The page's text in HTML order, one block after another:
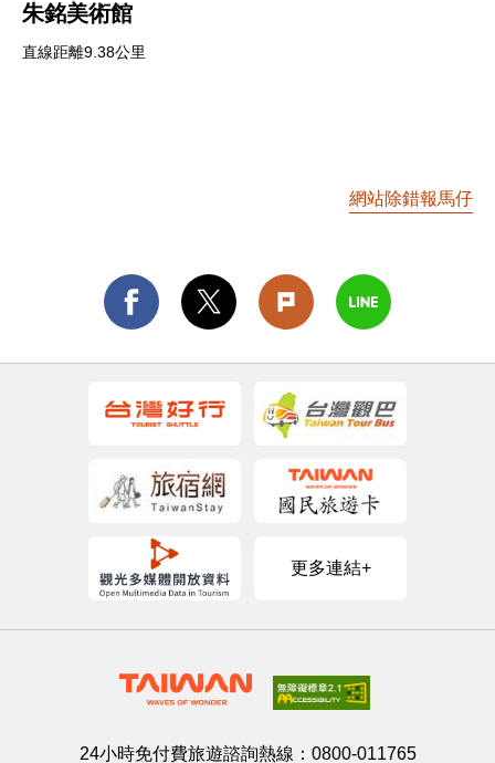
朱銘美術館
直線距離9.38公里
網站除錯報馬仔
更多連結+
24小時免付費旅遊諮詢熱線： 0800-011765